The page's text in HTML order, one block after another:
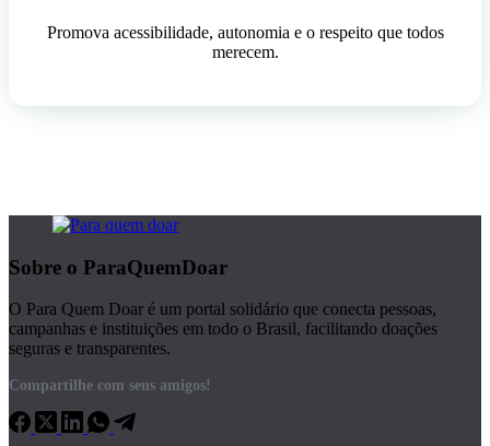
Promova acessibilidade, autonomia e o respeito que todos
merecem.
Sobre o ParaQuemDoar
O Para Quem Doar é um portal solidário que conecta pessoas,
campanhas e instituições em todo o Brasil, facilitando doações
seguras e transparentes.
Compartilhe com seus amigos!